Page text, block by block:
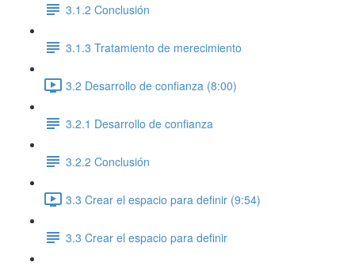
3.1.2 Conclusión
3.1.3 Tratamiento de merecimiento
3.2 Desarrollo de confianza (8:00)
3.2.1 Desarrollo de confianza
3.2.2 Conclusión
3.3 Crear el espacio para definir (9:54)
3.3 Crear el espacio para definir